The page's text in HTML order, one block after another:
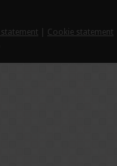
Cookie statement